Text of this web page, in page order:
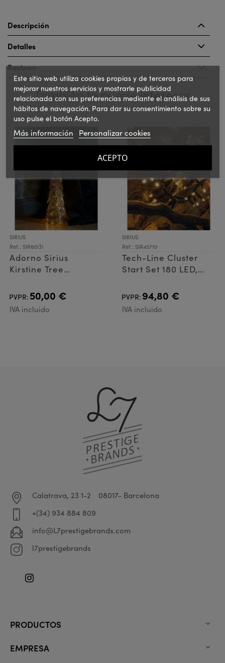
Descripción
Detalles
Reviews
También te puede interesar
SIRIUS
Ref.: SIR60131
Adorno Sirius
Kirstine Tree
PVPR: 50,00 €
IVA incluido
SIRIUS
Ref.: SIR45710
Tech-Line Cluster
Start Set 180 LED,
PVPR: 94,80 €
IVA incluido
Este sitio web utiliza cookies propias y de terceros para
mejorar nuestros servicios y mostrarle publicidad
relacionada con sus preferencias mediante el análisis de sus
hábitos de navegación. Para dar su consentimiento sobre su
uso pulse el botón Acepto.
Más información Personalizar cookies
ACEPTO
Calatrava, 23 1-2
08017- Barcelona
+(34) 934 884 809
info@L7prestigebrands.com
l7prestigebrands
Instagram
PRODUCTOS 
EMPRESA 